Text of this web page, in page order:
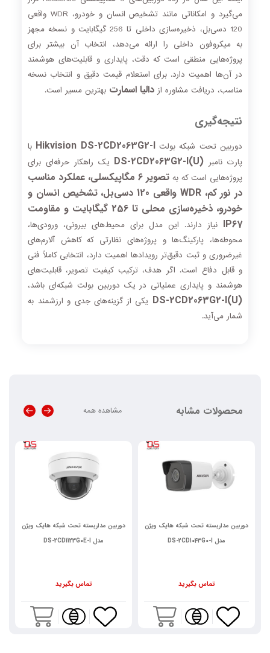
می‌گیرد و امکاناتی مانند تشخیص انسان و خودرو، WDR واقعی
120 دسی‌بل، ذخیره‌سازی داخلی تا 256 گیگابایت و نسخه مجهز
به میکروفون داخلی را ارائه می‌دهد، انتخاب آن بیشتر برای
پروژه‌هایی منطقی است که دقت، پایداری و قابلیت‌های هوشمند
در آن‌ها اهمیت دارد. برای استعلام قیمت دقیق و انتخاب نسخه
مناسب، دریافت مشاوره از دالیا اسمارت بهترین مسیر است.
نتیجه‌گیری
دوربین تحت شبکه بولتHikvision DS-2CD2063G2-I با
پارت نامبر DS-2CD2063G2-I(U) یک راهکار حرفه‌ای برای
پروژه‌هایی است که به
تصویر 6 مگاپیکسلی، عملکرد مناسب
در نور کم، WDR واقعی 120 دسی‌بل، تشخیص انسان و
خودرو، ذخیره‌سازی محلی تا 256 گیگابایت و مقاومت
IP67 نیاز دارند. این مدل برای محیط‌های بیرونی، ورودی‌ها،
محوطه‌ها، پارکینگ‌ها و پروژه‌های نظارتی که کاهش آلارم‌های
غیرضروری و ثبت دقیق‌تر رویدادها اهمیت دارد، انتخابی کاملاً فنی
و قابل دفاع است. اگر هدف، ترکیب کیفیت تصویر، قابلیت‌های
هوشمند و پایداری عملیاتی در یک دوربین بولت شبکه‌ای باشد،
DS-2CD2063G2-I(U) یکی از گزینه‌های جدی و ارزشمند به
شمار می‌آید.
محصولات مشابه مشاهده همه
دوربین مداربسته تحت شبکه هایک ویژن
مدل DS-2CD1123G0E-I
تماس بگیرید
دوربین مداربسته تحت شبکه هایک ویژن
مدل DS-2CD1643G0-I
تماس بگیرید